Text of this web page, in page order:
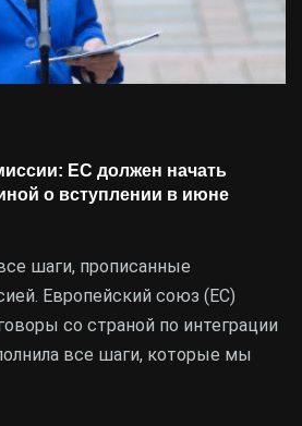
ЕС должен начать
о вступлении в июне
шаги, прописанные
Европейский союз (ЕС)
со страной по интеграции
все шаги, которые мы